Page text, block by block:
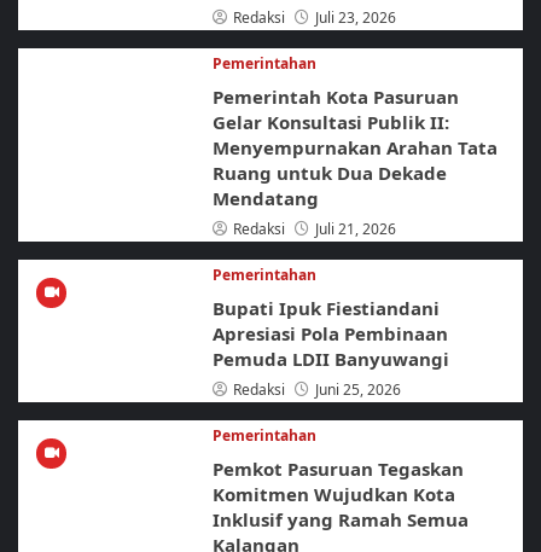
Redaksi Juli 23, 2026
Pemerintahan
Pemerintah Kota Pasuruan
Gelar Konsultasi Publik II:
Menyempurnakan Arahan Tata
Ruang untuk Dua Dekade
Mendatang
Redaksi Juli 21, 2026
Pemerintahan
Bupati Ipuk Fiestiandani
Apresiasi Pola Pembinaan
Pemuda LDII Banyuwangi
Redaksi Juni 25, 2026
Pemerintahan
Pemkot Pasuruan Tegaskan
Komitmen Wujudkan Kota
Inklusif yang Ramah Semua
Kalangan